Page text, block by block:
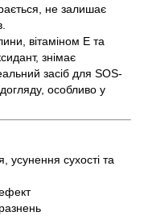
не залишає
вітаміном Е та
знімає
засіб для SOS-
особливо у
усунення сухості та